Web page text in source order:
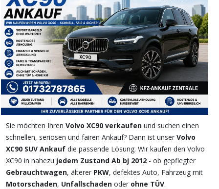
Sie möchten Ihren Volvo XC90 verkaufen und suchen einen
schnellen, seriösen und fairen Ankauf? Dann ist unser Volvo
XC90 SUV Ankauf die passende Lösung. Wir kaufen den Volvo
XC90 in nahezu jedem Zustand Ab bj 2012 - ob gepflegter
Gebrauchtwagen, älterer PKW, defektes Auto, Fahrzeug mit
Motorschaden, Unfallschaden oder ohne TÜV.